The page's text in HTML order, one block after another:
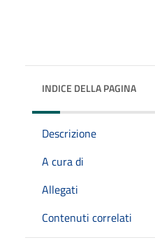
INDICE DELLA PAGINA
Descrizione
A cura di
Allegati
Contenuti correlati